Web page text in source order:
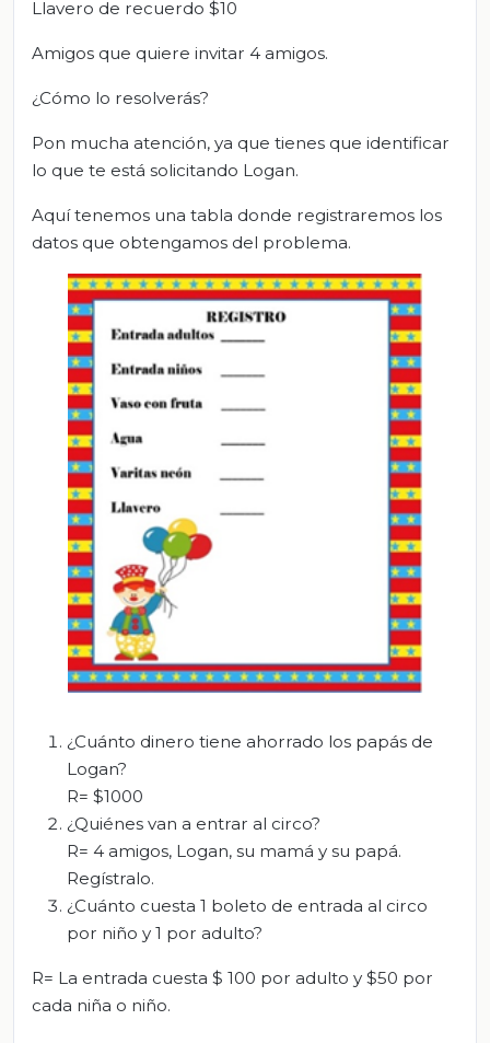
Llavero de recuerdo $10
Amigos que quiere invitar 4 amigos.
¿Cómo lo resolverás?
Pon mucha atención, ya que tienes que identificar
lo que te está solicitando Logan.
Aquí tenemos una tabla donde registraremos los
datos que obtengamos del problema.
¿Cuánto dinero tiene ahorrado los papás de
Logan?
R= $1000
¿Quiénes van a entrar al circo?
R= 4 amigos, Logan, su mamá y su papá.
Regístralo.
¿Cuánto cuesta 1 boleto de entrada al circo
por niño y 1 por adulto?
R= La entrada cuesta $ 100 por adulto y $50 por
cada niña o niño.